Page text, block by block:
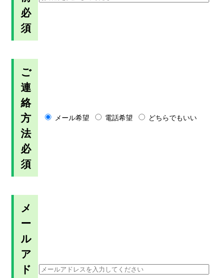
必
須
ご
連
絡
方
法
必
須
メール希望 電話希望 どちらでもいい
メ
ー
ル
ア
ド